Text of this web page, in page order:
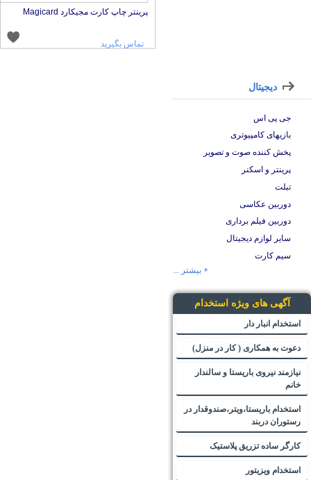
پرینتر چاپ کارت مجیکارد Magicard
تماس بگیرید
دیجیتال
جی پی اس
بازیهای کامپیوتری
پخش کننده صوت و تصویر
پرینتر و اسکنر
تبلت
دوربین عکاسی
دوربین فیلم برداری
سایر لوازم دیجیتال
سیم کارت
+ بیشتر ...
آگهی های ویژه استخدام
استخدام انبار دار
دعوت به همکاری ( کار در منزل)
نیازمند نیروی باریستا و سالندار
خانم
استخدام باریستا،ویتر،صندوقدار در
رستوران دربند
کارگر ساده تزریق پلاستیک
استخدام ویزیتور